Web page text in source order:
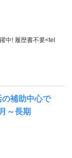
中! 履歴書不要<tel
補助中心で
～長期